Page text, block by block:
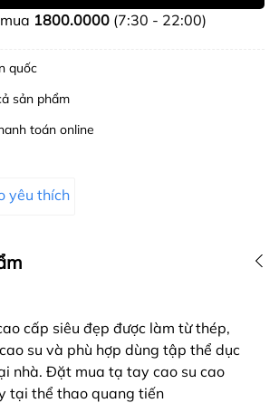
1800.0000(7:30 - 22:00)
quốc
sản phẩm
toán online
yêu thích
cấp siêu đẹp được làm từ thép,
su và phù hợp dùng tập thể dục
nhà. Đặt mua tạ tay cao su cao
tại thể thao quang tiến